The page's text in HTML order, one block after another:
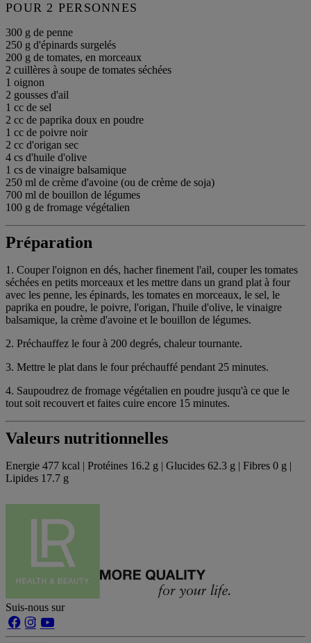
POUR 2 PERSONNES
300 g de penne
250 g d'épinards surgelés
200 g de tomates, en morceaux
2 cuillères à soupe de tomates séchées
1 oignon
2 gousses d'ail
1 cc de sel
2 cc de paprika doux en poudre
1 cc de poivre noir
2 cc d'origan sec
4 cs d'huile d'olive
1 cs de vinaigre balsamique
250 ml de crème d'avoine (ou de crème de soja)
700 ml de bouillon de légumes
100 g de fromage végétalien
Préparation
1. Couper l'oignon en dés, hacher finement l'ail, couper les tomates
séchées en petits morceaux et les mettre dans un grand plat à four
avec les penne, les épinards, les tomates en morceaux, le sel, le
paprika en poudre, le poivre, l'origan, l'huile d'olive, le vinaigre
balsamique, la crème d'avoine et le bouillon de légumes.
2. Préchauffez le four à 200 degrés, chaleur tournante.
3. Mettre le plat dans le four préchauffé pendant 25 minutes.
4. Saupoudrez de fromage végétalien en poudre jusqu'à ce que le
tout soit recouvert et faites cuire encore 15 minutes.
Valeurs nutritionnelles
Energie 477 kcal | Protéines 16.2 g | Glucides 62.3 g | Fibres 0 g |
Lipides 17.7 g
Suis-nous sur